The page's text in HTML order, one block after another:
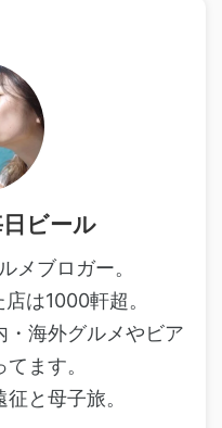
ビール
メブロガー。
は1000軒超。
・海外グルメやビア
ます。
と母子旅。